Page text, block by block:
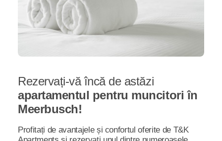
Rezervați-vă încă de astăzi
apartamentul pentru muncitori în
Meerbusch!
Profitați de avantajele și confortul oferite de T&K